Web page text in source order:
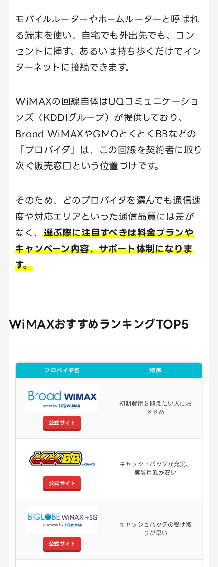
モバイルルーターやホームルーターと呼ばれ
る端末を使い、自宅でも外出先でも、コン
セントに挿す、あるいは持ち歩くだけでイン
ターネットに接続できます。
WiMAXの回線自体はUQコミュニケーショ
ンズ（KDDIグループ）が提供しており、
Broad WiMAXやGMOとくとくBBなどの
「プロバイダ」は、この回線を契約者に取り
次ぐ販売窓口という位置づけです。
そのため、どのプロバイダを選んでも通信速
度や対応エリアといった通信品質には差が
なく、 選ぶ際に注目すべきは料金プランや
キャンペーン内容、サポート体制になりま
す。
WiMAXおすすめランキングTOP5
プロバイダ名 特徴
公式サイト
初期費用を抑えたい人にお
すすめ
公式サイト
キャッシュバックが充実、
実質月額が安い
公式サイト
キャッシュバックの受け取
りが早い